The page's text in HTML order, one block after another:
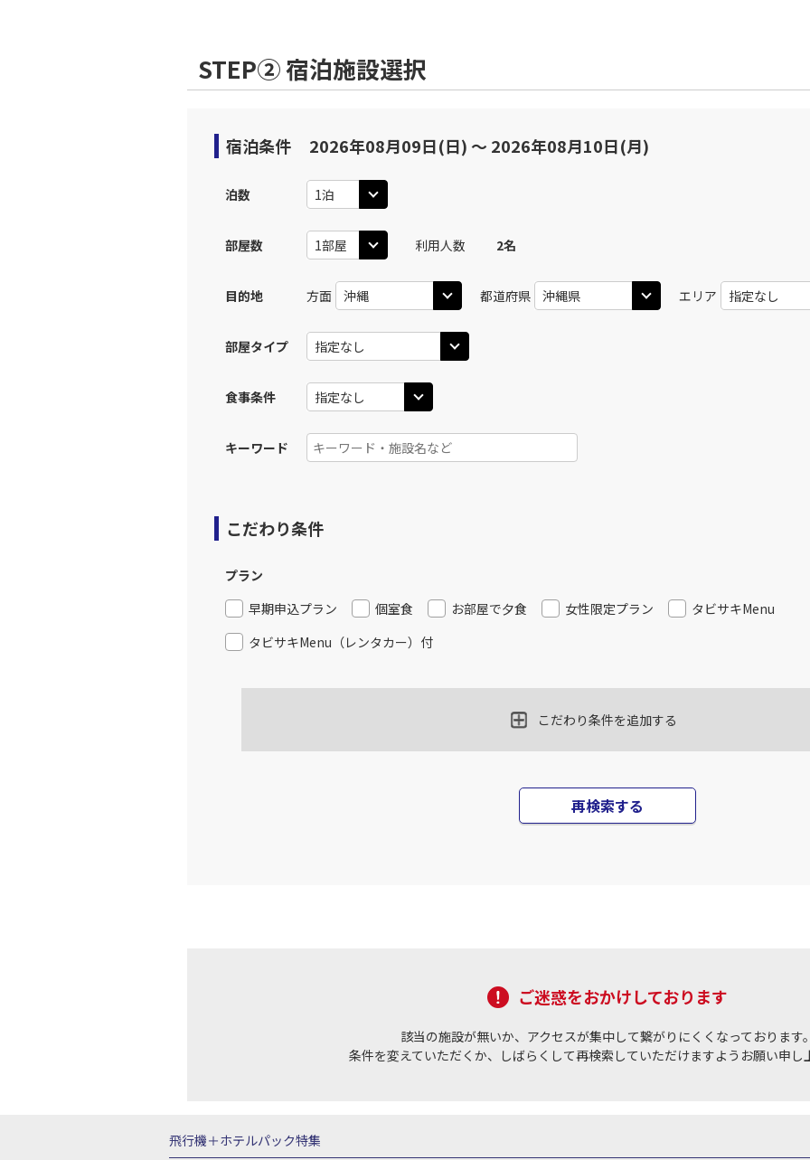
STEP② 宿泊施設選択
宿泊条件 2026年08月09日(日) 〜 2026年08月10日(月)
泊数
部屋数 利用人数 2名
目的地 方面 都道府県 エリア
部屋タイプ
食事条件
キーワード
こだわり条件
プラン
早期申込プラン
個室食 お部屋で夕食 女性限定プラン
タビサキMenu
タビサキMenu（レンタカー）付
こだわり条件を追加する
再検索する
ご迷惑をおかけしております
該当の施設が無いか、アクセスが集中して繋がりにくくなっております
条件を変えていただくか、しばらくして再検索していただけますようお願い申し
飛行機＋ホテルパック特集